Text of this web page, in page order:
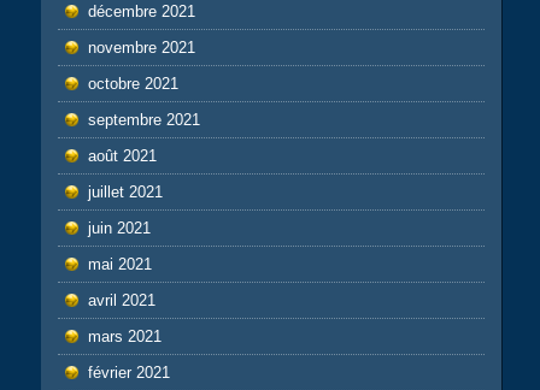
décembre 2021
novembre 2021
octobre 2021
septembre 2021
août 2021
juillet 2021
juin 2021
mai 2021
avril 2021
mars 2021
février 2021